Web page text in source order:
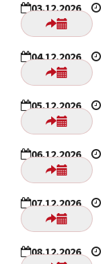
03.12.2026
04.12.2026
05.12.2026
06.12.2026
07.12.2026
08.12.2026